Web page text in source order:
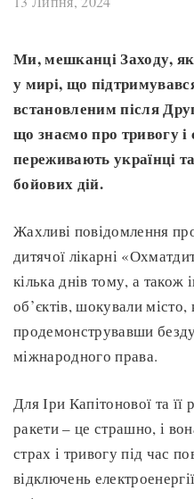
Ми, мешканці Заходу,
у мирі, що
встановленим після
що знаємо про тривогу і
переживають українці
бойових дій.
Жахливі повідомлення
дитячої лікарні
кілька днів тому, а також
об’єктів, шокували місто,
продемонструвавши
міжнародного права.
Для Іри Капітонової та її
ракети – це страшно, і
страх і тривогу під час
відключень